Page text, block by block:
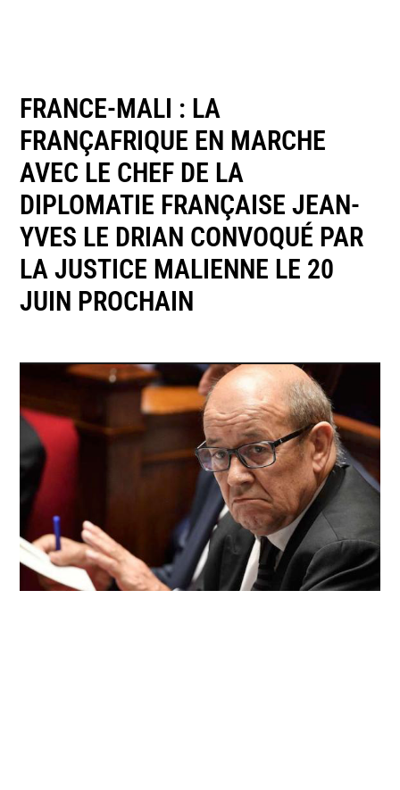
FRANCE-MALI : LA
FRANÇAFRIQUE EN MARCHE
AVEC LE CHEF DE LA
DIPLOMATIE FRANÇAISE JEAN-
YVES LE DRIAN CONVOQUÉ PAR
LA JUSTICE MALIENNE LE 20
JUIN PROCHAIN